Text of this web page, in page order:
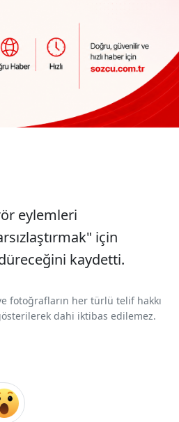
eylemleri
için
kaydetti.
fotoğrafların her türlü telif hakkı
dahi iktibas edilemez.